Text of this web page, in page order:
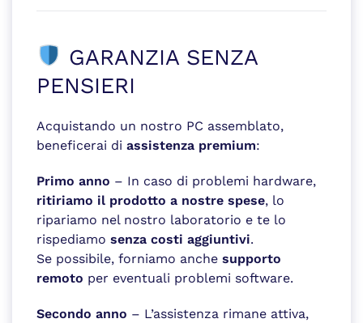
GARANZIA SENZA
PENSIERI
Acquistando un nostro PC assemblato,
beneficerai di assistenza premium:
Primo anno – In caso di problemi hardware,
ritiriamo il prodotto a nostre spese, lo
ripariamo nel nostro laboratorio e te lo
rispediamo senza costi aggiuntivi.
Se possibile, forniamo anche supporto
remoto per eventuali problemi software.
Secondo anno – L’assistenza rimane attiva,